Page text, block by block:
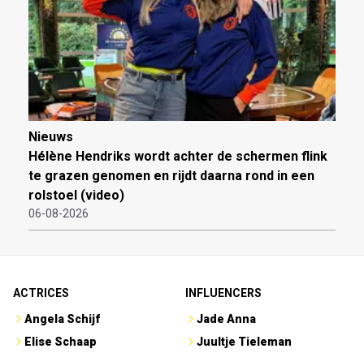
Nieuws
Hélène Hendriks wordt achter de schermen flink
te grazen genomen en rijdt daarna rond in een
rolstoel (video)
06-08-2026
ACTRICES
Angela Schijf
Elise Schaap
INFLUENCERS
Jade Anna
Juultje Tieleman